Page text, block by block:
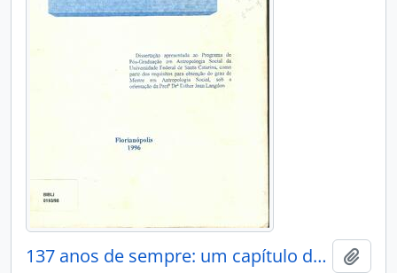
137 anos de sempre: um capítulo da história Kanamari do contato